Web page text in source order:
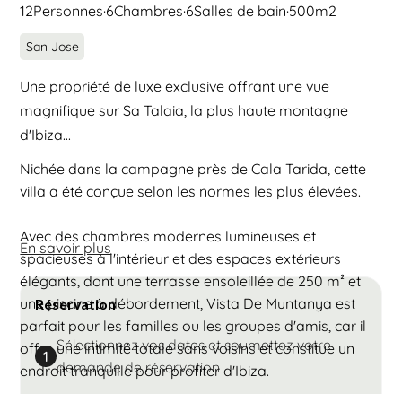
12Personnes·6Chambres·6Salles de bain·500m2
San Jose
Une propriété de luxe exclusive offrant une vue
magnifique sur Sa Talaia, la plus haute montagne
d'Ibiza...
Nichée dans la campagne près de Cala Tarida, cette
villa a été conçue selon les normes les plus élevées.
Avec des chambres modernes lumineuses et
spacieuses à l'intérieur et des espaces extérieurs
élégants, dont une terrasse ensoleillée de 250 m² et
une piscine à débordement, Vista De Muntanya est
parfait pour les familles ou les groupes d'amis, car il
offre une intimité totale sans voisins et constitue un
endroit tranquille pour profiter d'Ibiza.
En savoir plus
Réservation
1
Sélectionnez vos dates et soumettez votre
demande de réservation